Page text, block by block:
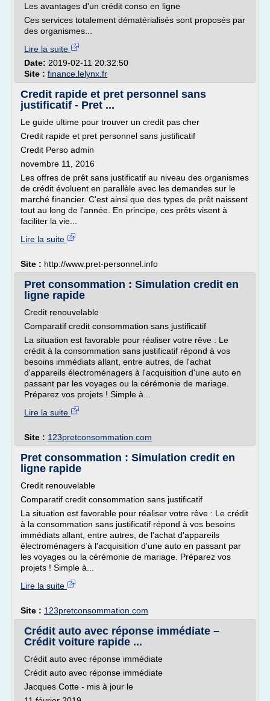
Les avantages d'un crédit conso en ligne
Ces services totalement dématérialisés sont proposés par
des organismes...
Lire la suite
Date: 2019-02-11 20:32:50
Site : finance.lelynx.fr
Credit rapide et pret personnel sans
justificatif - Pret ...
Le guide ultime pour trouver un credit pas cher
Credit rapide et pret personnel sans justificatif
Credit Perso admin
novembre 11, 2016
Les offres de prêt sans justificatif au niveau des organismes
de crédit évoluent en parallèle avec les demandes sur le
marché financier. C'est ainsi que des types de prêt naissent
tout au long de l'année. En principe, ces prêts visent à
faciliter la vie...
Lire la suite
Site : http://www.pret-personnel.info
Pret consommation : Simulation credit en
ligne rapide
Credit renouvelable
Comparatif credit consommation sans justificatif
La situation est favorable pour réaliser votre rêve : Le
crédit à la consommation sans justificatif répond à vos
besoins immédiats allant, entre autres, de l'achat
d'appareils électroménagers à l'acquisition d'une auto en
passant par les voyages ou la cérémonie de mariage.
Préparez vos projets ! Simple à...
Lire la suite
Site : 123pretconsommation.com
Pret consommation : Simulation credit en
ligne rapide
Credit renouvelable
Comparatif credit consommation sans justificatif
La situation est favorable pour réaliser votre rêve : Le crédit
à la consommation sans justificatif répond à vos besoins
immédiats allant, entre autres, de l'achat d'appareils
électroménagers à l'acquisition d'une auto en passant par
les voyages ou la cérémonie de mariage. Préparez vos
projets ! Simple à...
Lire la suite
Site : 123pretconsommation.com
Crédit auto avec réponse immédiate –
Crédit voiture rapide ...
Crédit auto avec réponse immédiate
Crédit auto avec réponse immédiate
Jacques Cotte - mis à jour le